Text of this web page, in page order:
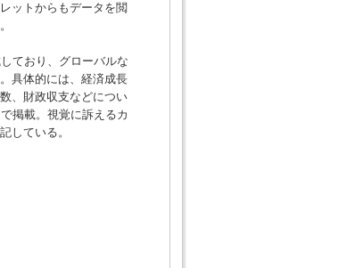
ットからもデータを閲
ており、グローバルな
具体的には、経済成長
、財政収支などについ
掲載。視覚に訴えるカ
している。